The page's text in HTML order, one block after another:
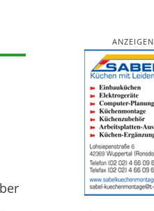
ANZEIGEN